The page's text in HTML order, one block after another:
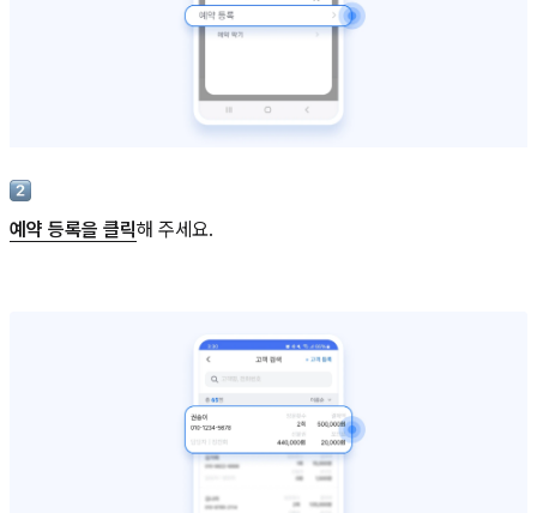
예약 등록을 클릭해 주세요.